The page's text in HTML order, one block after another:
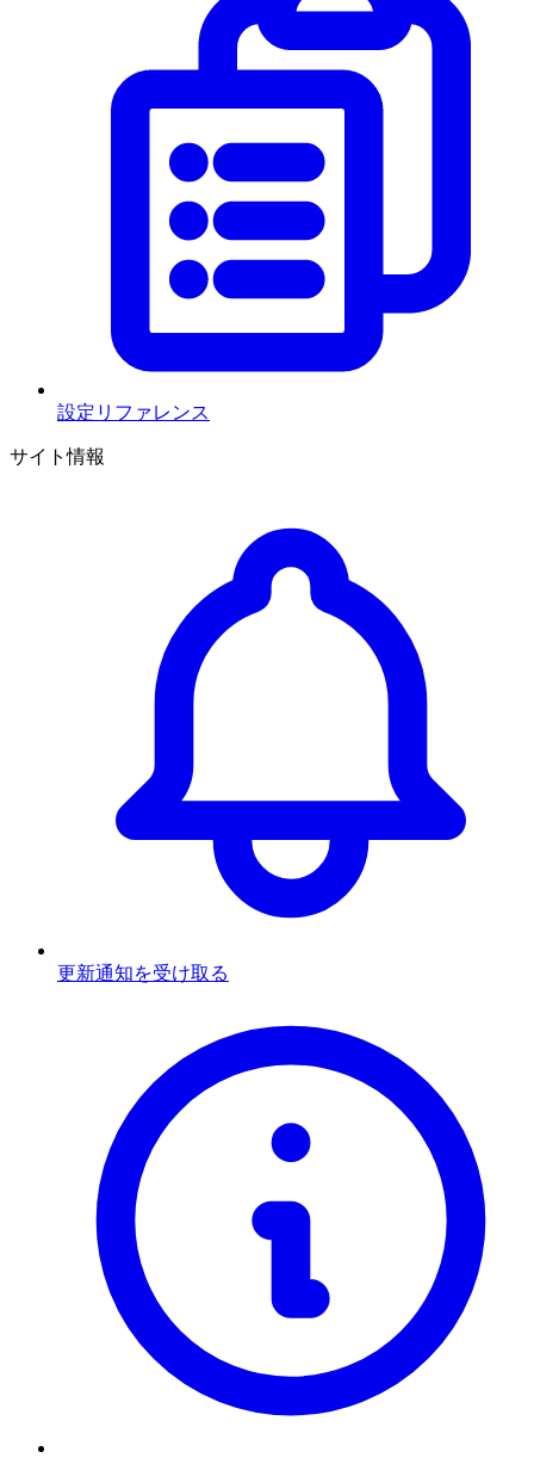
設定リファレンス
サイト情報
更新通知を受け取る